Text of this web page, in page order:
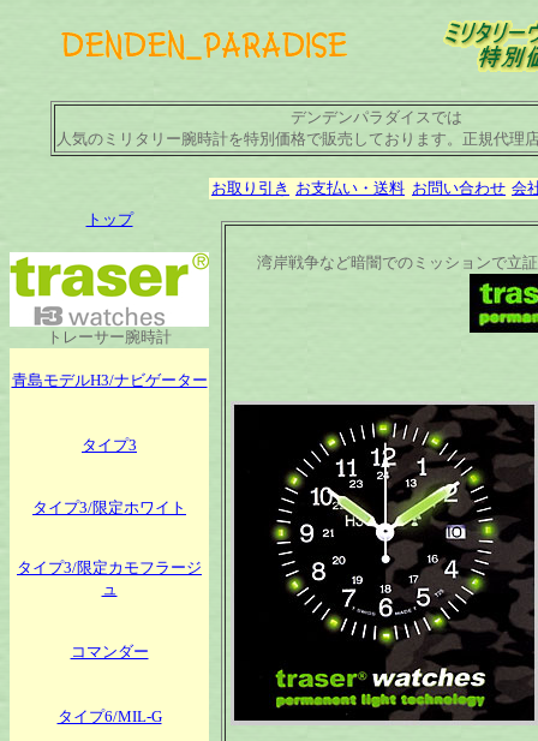
デンデンパラダイスでは
人気のミリタリー腕時計を特別価格で販売しております。正規代理
お取り引き お支払い・送料 お問い合わせ 会
トップ
トレーサー腕時計
青島モデルH3/ナビゲーター
タイプ3
タイプ3/限定ホワイト
タイプ3/限定カモフラージ
ュ
コマンダー
タイプ6/MIL-G
湾岸戦争など暗闇でのミッションで立